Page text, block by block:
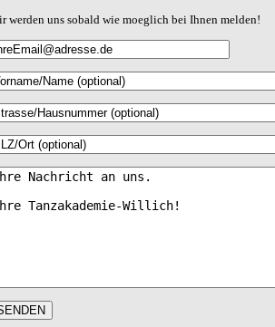
werden uns sobald wie moeglich bei Ihnen melden!